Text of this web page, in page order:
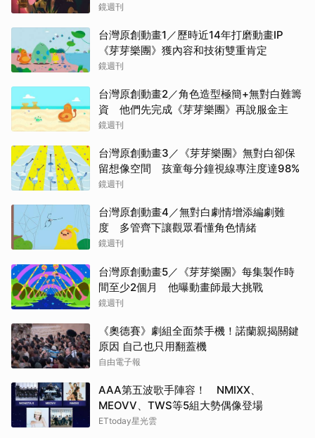
鏡週刊
台灣原創動畫1／歷時近14年打磨動畫IP
《芽芽樂團》獲內容和技術雙重肯定
鏡週刊
台灣原創動畫2／角色造型極簡+無對白難籌
資 他們先完成《芽芽樂團》再說服金主
鏡週刊
台灣原創動畫3／《芽芽樂團》無對白卻保
留想像空間 孩童每分鐘視線專注度達98%
鏡週刊
台灣原創動畫4／無對白劇情增添編劇難
度 多管齊下讓觀眾看懂角色情緒
鏡週刊
台灣原創動畫5／《芽芽樂團》每集製作時
間至少2個月 他曝動畫師最大挑戰
鏡週刊
《奧德賽》劇組全面禁手機！諾蘭親揭關鍵
原因 自己也只用翻蓋機
自由電子報
AAA第五波歌手陣容！ NMIXX、
MEOVV、TWS等5組大勢偶像登場
ETtoday星光雲